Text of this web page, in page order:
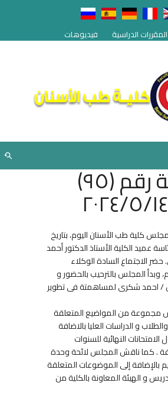
المقررات الدراسية فيديوهات
الجلسة رقم (٩٥)
كلية طب الأسنان اليوم، بتاريخ
٢٠٢٤، برئاسة عميد الكلية الأستاذ الدكتور أحمد
الاجتماع السادة الوكلاء
وبدأ المجلس بالترحيب بالحضور و
/ احمد شكرى لمساهمتة فى تطوير
مجموعة من المواضيع المتعلقة
و الدراسات العليا بالاضافة
الامتحانات النهائية للسنوات
. كما ناقش المجلس لائحة وحدة
بالإضافة إلى الموضوعات المتعلقة
و الهيئة المعاونة بالكلية من